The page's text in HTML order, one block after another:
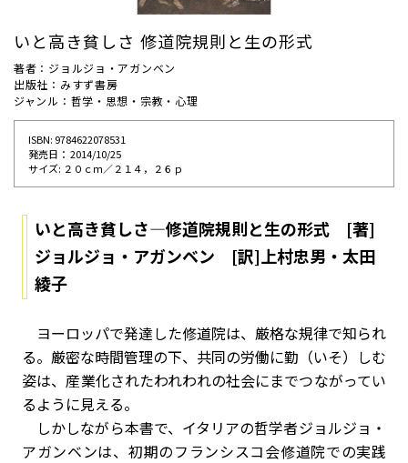
いと高き貧しさ 修道院規則と生の形式
著者：ジョルジョ・アガンベン
出版社：みすず書房
ジャンル：哲学・思想・宗教・心理
ISBN: 9784622078531
発売⽇： 2014/10/25
サイズ: ２０ｃｍ／２１４，２６ｐ
いと高き貧しさ―修道院規則と生の形式 [著]
ジョルジョ・アガンベン [訳]上村忠男・太田
綾子
ヨーロッパで発達した修道院は、厳格な規律で知られ
る。厳密な時間管理の下、共同の労働に勤（いそ）しむ
姿は、産業化されたわれわれの社会にまでつながってい
るように見える。
しかしながら本書で、イタリアの哲学者ジョルジョ・
アガンベンは、初期のフランシスコ会修道院での実践